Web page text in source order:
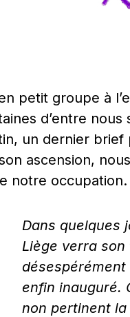
petit groupe à
d’entre nous
un dernier
ascension,
notre occupation.
Dans quelques
Liège verra son
enfin inauguré.
non pertinent la